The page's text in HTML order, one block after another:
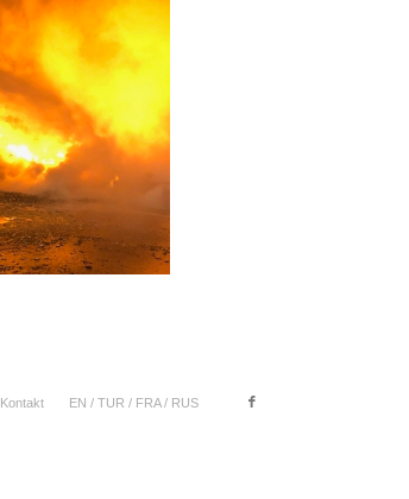
Kontakt EN / TUR / FRA / RUS